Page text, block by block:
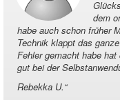
dem
habe auch schon früher
Technik klappt das
Fehler gemacht habe
gut bei der
Rebekka U.“